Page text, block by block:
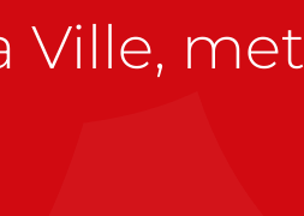
Ville, met